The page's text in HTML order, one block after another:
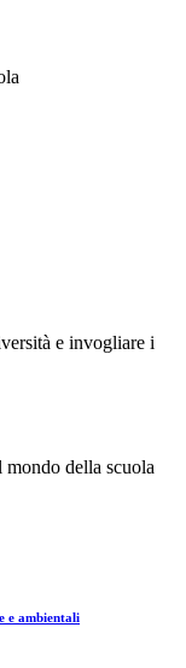
e invogliare i
della scuola
e ambientali